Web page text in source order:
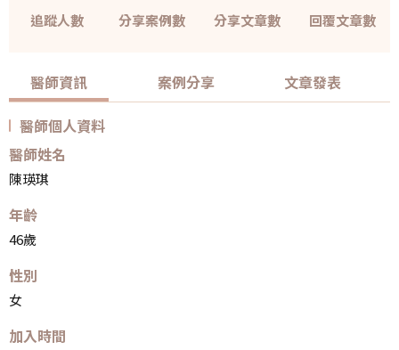
追蹤人數
分享案例數
分享文章數
回覆文章數
醫師資訊 案例分享 文章發表
醫師個人資料
醫師姓名
陳瑛琪
年齡
46歲
性別
女
加入時間